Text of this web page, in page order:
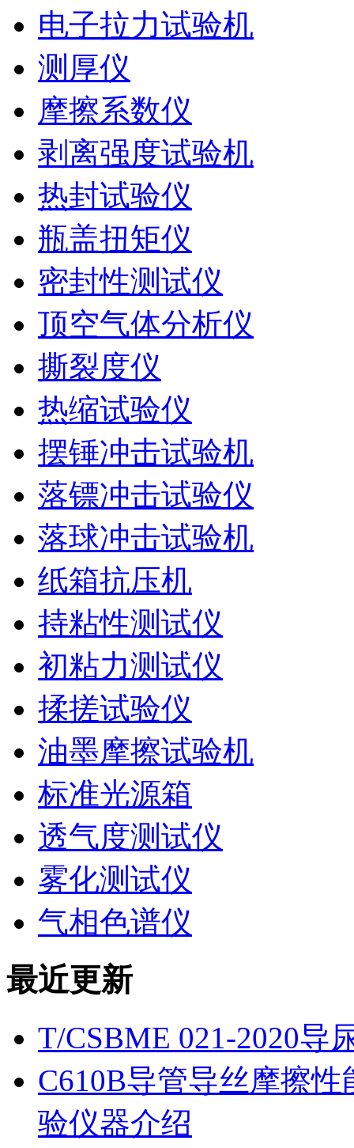
电子拉力试验机
测厚仪
摩擦系数仪
剥离强度试验机
热封试验仪
瓶盖扭矩仪
密封性测试仪
顶空气体分析仪
撕裂度仪
热缩试验仪
摆锤冲击试验机
落镖冲击试验仪
落球冲击试验机
纸箱抗压机
持粘性测试仪
初粘力测试仪
揉搓试验仪
油墨摩擦试验机
标准光源箱
透气度测试仪
雾化测试仪
气相色谱仪
最近更新
T/CSBME 021-2020导
C610B导管导丝摩擦
验仪器介绍